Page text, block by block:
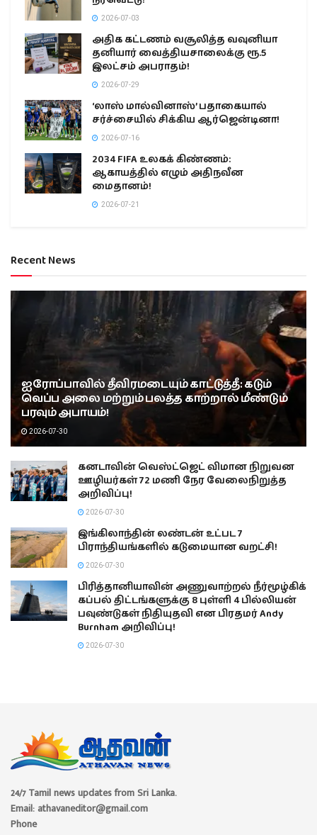
2026-07-03
அதிக கட்டணம் வசூலித்த வவுனியா
தனியார் வைத்தியசாலைக்கு ரூ.5
இலட்சம் அபராதம்!
2026-07-29
‘லாஸ் மால்வினாஸ்’ பதாகையால்
சர்ச்சையில் சிக்கிய ஆர்ஜென்டினா!
2026-07-16
2034 FIFA உலகக் கிண்ணம்:
ஆகாயத்தில் எழும் அதிநவீன
மைதானம்!
2026-07-21
Recent News
ஐரோப்பாவில் தீவிரமடையும் காட்டுத்தீ: கடும்
வெப்ப அலை மற்றும் பலத்த காற்றால் மீண்டும்
பரவும் அபாயம்!
2026-07-30
கனடாவின் வெஸ்ட்ஜெட் விமான நிறுவன
ஊழியர்கள் 72 மணி நேர வேலைநிறுத்த
அறிவிப்பு!
2026-07-30
இங்கிலாந்தின் லண்டன் உட்பட 7
பிராந்தியங்களில் கடுமையான வறட்சி!
2026-07-30
பிரித்தானியாவின் அணுவாற்றல் நீர்மூழ்கிக்
கப்பல் திட்டங்களுக்கு 8 புள்ளி 4 பில்லியன்
பவுண்டுகள் நிதியுதவி என பிரதமர் Andy
Burnham அறிவிப்பு!
2026-07-30
24/7 Tamil news updates from Sri Lanka.
Email: athavaneditor@gmail.com
Phone